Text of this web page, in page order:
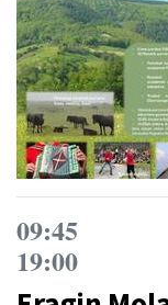
09:45
19:00